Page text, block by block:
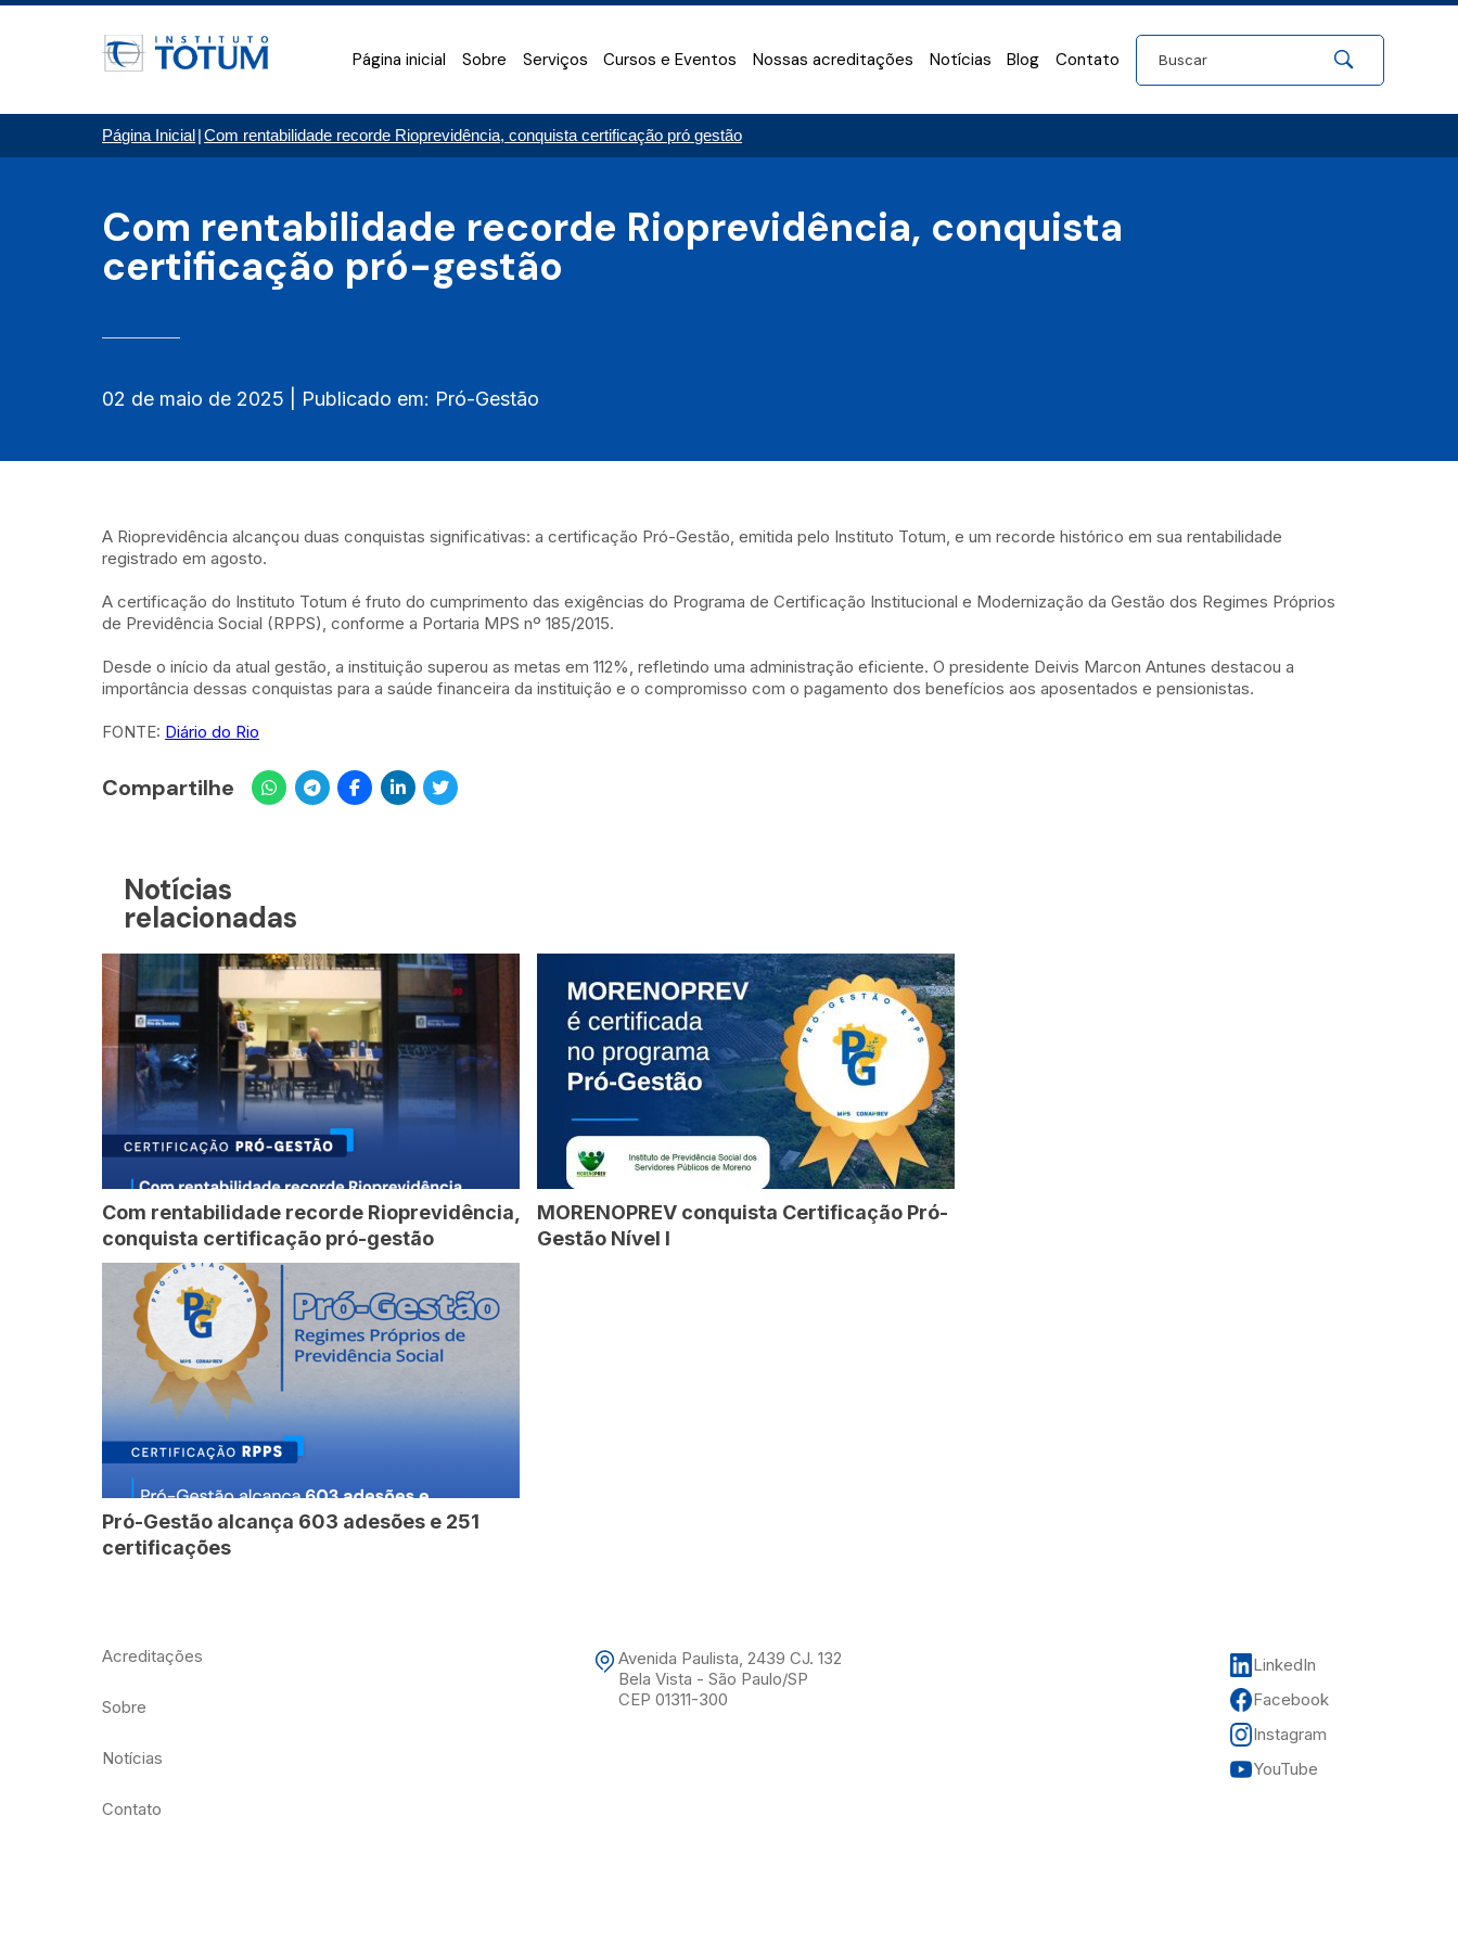
Página inicial Sobre Serviços Cursos e Eventos Nossas acreditações Notícias Blog Contato
Página Inicial|Com rentabilidade recorde Rioprevidência, conquista certificação pró gestão
Com rentabilidade recorde Rioprevidência, conquista
certificação pró-gestão
02 de maio de 2025 | Publicado em: Pró-Gestão
A Rioprevidência alcançou duas conquistas significativas: a certificação Pró-Gestão, emitida pelo Instituto Totum, e um recorde histórico em sua rentabilidade
registrado em agosto.
A certificação do Instituto Totum é fruto do cumprimento das exigências do Programa de Certificação Institucional e Modernização da Gestão dos Regimes Próprios
de Previdência Social (RPPS), conforme a Portaria MPS nº 185/2015.
Desde o início da atual gestão, a instituição superou as metas em 112%, refletindo uma administração eficiente. O presidente Deivis Marcon Antunes destacou a
importância dessas conquistas para a saúde financeira da instituição e o compromisso com o pagamento dos benefícios aos aposentados e pensionistas.
FONTE: Diário do Rio
Compartilhe
Notícias
relacionadas
Com rentabilidade recorde Rioprevidência,
conquista certificação pró-gestão
MORENOPREV conquista Certificação Pró-
Gestão Nível I
Pró-Gestão alcança 603 adesões e 251
certificações
Acreditações
Sobre
Notícias
Contato
Avenida Paulista, 2439 CJ. 132
Bela Vista - São Paulo/SP
CEP 01311-300
LinkedIn
Facebook
Instagram
YouTube